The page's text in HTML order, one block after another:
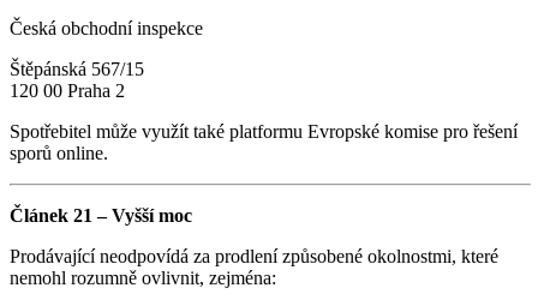
Česká obchodní inspekce
Štěpánská 567/15
120 00 Praha 2
Spotřebitel může využít také platformu Evropské komise pro řešení
sporů online.
Článek 21 – Vyšší moc
Prodávající neodpovídá za prodlení způsobené okolnostmi, které
nemohl rozumně ovlivnit, zejména: